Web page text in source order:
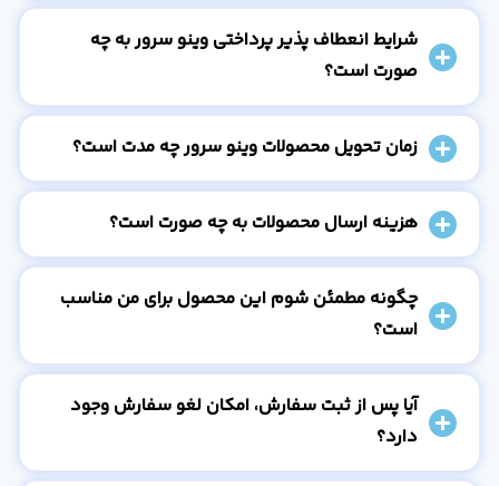
شرایط انعطاف پذیر پرداختی وینو سرور به چه
صورت است؟
زمان تحویل محصولات وینو سرور چه مدت است؟
هزینه ارسال محصولات به چه صورت است؟
چگونه مطمئن شوم این محصول برای من مناسب
است؟
آیا پس از ثبت سفارش، امکان لغو سفارش وجود
دارد؟